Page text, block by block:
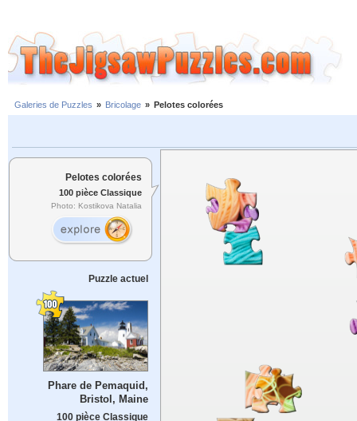
Galeries de Puzzles » Bricolage » Pelotes colorées
Pelotes colorées
100 pièce Classique
Photo: Kostikova Natalia
Puzzle actuel
Phare de Pemaquid,
Bristol, Maine
100 pièce Classique